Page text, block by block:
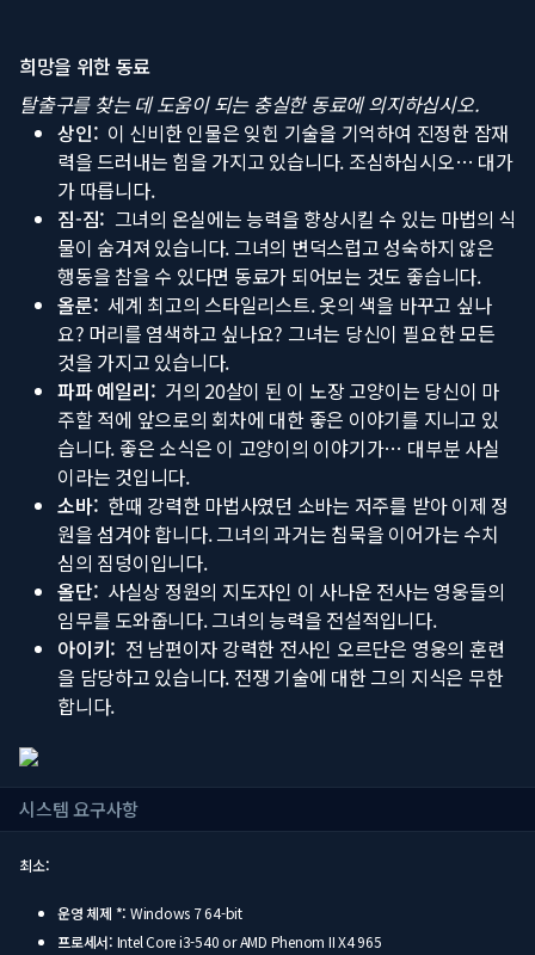
희망을 위한 동료
탈출구를 찾는 데 도움이 되는 충실한 동료에 의지하십시오.
상인: 이 신비한 인물은 잊힌 기술을 기억하여 진정한 잠재
력을 드러내는 힘을 가지고 있습니다. 조심하십시오… 대가
가 따릅니다.
짐-짐: 그녀의 온실에는 능력을 향상시킬 수 있는 마법의 식
물이 숨겨져 있습니다. 그녀의 변덕스럽고 성숙하지 않은
행동을 참을 수 있다면 동료가 되어보는 것도 좋습니다.
올룬: 세계 최고의 스타일리스트. 옷의 색을 바꾸고 싶나
요? 머리를 염색하고 싶나요? 그녀는 당신이 필요한 모든
것을 가지고 있습니다.
파파 예일리: 거의 20살이 된 이 노장 고양이는 당신이 마
주할 적에 앞으로의 회차에 대한 좋은 이야기를 지니고 있
습니다. 좋은 소식은 이 고양이의 이야기가… 대부분 사실
이라는 것입니다.
소바: 한때 강력한 마법사였던 소바는 저주를 받아 이제 정
원을 섬겨야 합니다. 그녀의 과거는 침묵을 이어가는 수치
심의 짐덩이입니다.
올단: 사실상 정원의 지도자인 이 사나운 전사는 영웅들의
임무를 도와줍니다. 그녀의 능력을 전설적입니다.
아이키: 전 남편이자 강력한 전사인 오르단은 영웅의 훈련
을 담당하고 있습니다. 전쟁 기술에 대한 그의 지식은 무한
합니다.
시스템 요구사항
최소:
운영 체제 *: Windows 7 64-bit
프로세서: Intel Core i3-540 or AMD Phenom II X4 965